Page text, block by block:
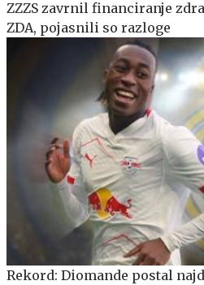
ZZZS zavrnil financiranje
ZDA, pojasnili so razloge
Rekord: Diomande postal